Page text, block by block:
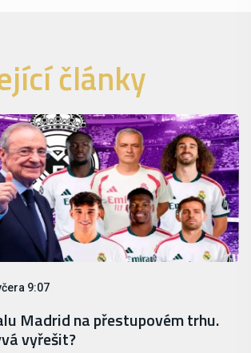
články
9:07
Madrid na přestupovém trhu.
vyřešit?